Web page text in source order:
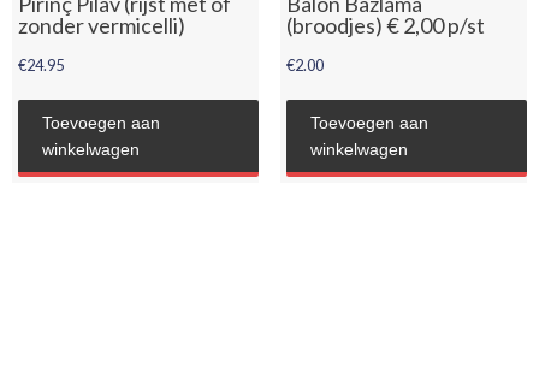
zonder vermicelli)
€24.95
Toevoegen aan
winkelwagen
(broodjes) € 2,00 p/st
€2.00
Toevoegen aan
winkelwagen